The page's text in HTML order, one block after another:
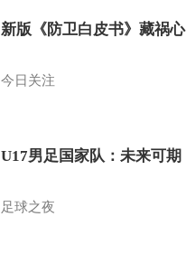
新版《防卫白皮书》藏祸心
今日关注
U17男足国家队：未来可期
足球之夜